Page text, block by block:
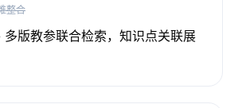
整合
多版教参联合检索，知识点关联展